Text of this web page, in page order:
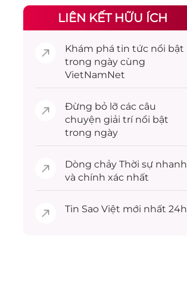
LIÊN KẾT HỮU ÍCH
Khám phá tin tức nổi bật
trong ngày cùng
VietNamNet
Đừng bỏ lỡ các câu
chuyện giải trínổi bật
trong ngày
Dòng chảy Thời sự nhanh
và chính xác nhất
Tin Sao Việt mới nhất 24h